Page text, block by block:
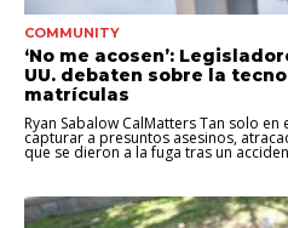
COMMUNITY
‘No me acosen’:
UU. debaten sobre la
matrículas
Ryan Sabalow CalMatters Tan solo
capturar a presuntos asesinos,
que se dieron a la fuga tras un